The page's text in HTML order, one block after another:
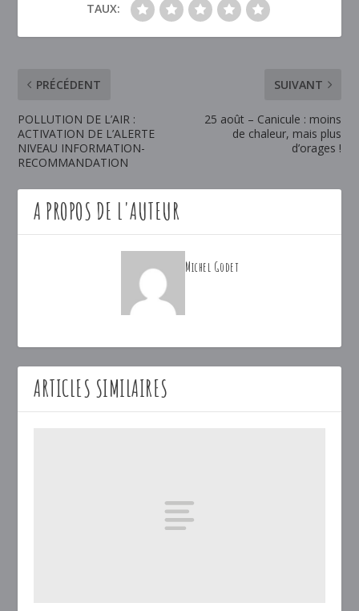
TAUX:
PRÉCÉDENT
POLLUTION DE L’AIR :
ACTIVATION DE L’ALERTE
NIVEAU INFORMATION-
RECOMMANDATION
SUIVANT
25 août – Canicule : moins
de chaleur, mais plus
d’orages !
A PROPOS DE L'AUTEUR
Michel Godet
ARTICLES SIMILAIRES